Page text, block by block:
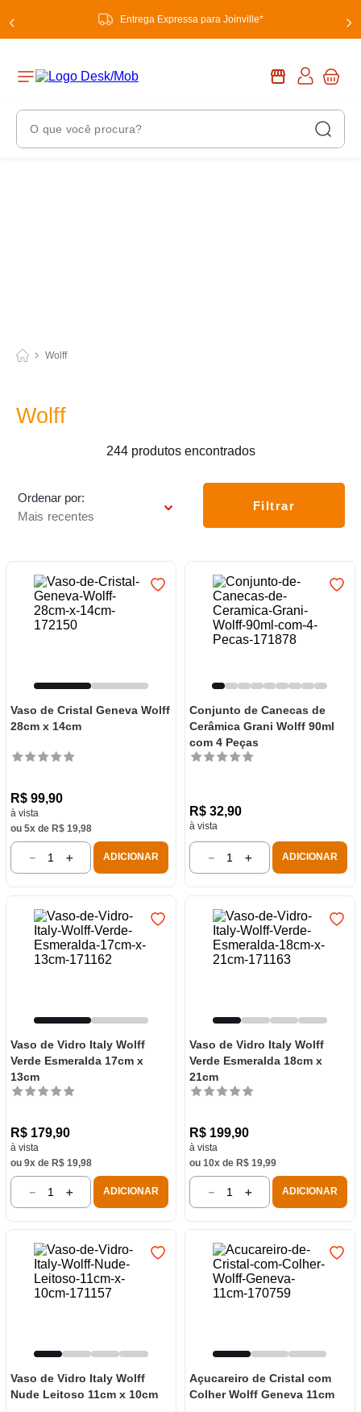
Entrega Expressa para Joinville*
O que você procura?
Wolff
Wolff
244 produtos
Ordenar por
Mais recentes
Filtrar
Vaso de Cristal Geneva Wolff
28cm x 14cm
R$ 99,90
à vista
ou 5x de R$ 19,98
＋
－ ADICIONAR
Conjunto de Canecas de
Cerâmica Grani Wolff 90ml
com 4 Peças
R$ 32,90
à vista
＋
－ ADICIONAR
Vaso de Vidro Italy Wolff
Verde Esmeralda 17cm x
13cm
R$ 179,90
à vista
ou 9x de R$ 19,98
＋
－ ADICIONAR
Vaso de Vidro Italy Wolff
Verde Esmeralda 18cm x
21cm
R$ 199,90
à vista
ou 10x de R$ 19,99
＋
－ ADICIONAR
Vaso de Vidro Italy Wolff
Nude Leitoso 11cm x 10cm
Açucareiro de Cristal com
Colher Wolff Geneva 11cm
frigideira multiflon